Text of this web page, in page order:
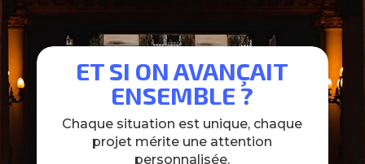
ET SI ON AVANÇAIT
ENSEMBLE ?
Chaque situation est unique, chaque
projet mérite une attention
personnalisée.